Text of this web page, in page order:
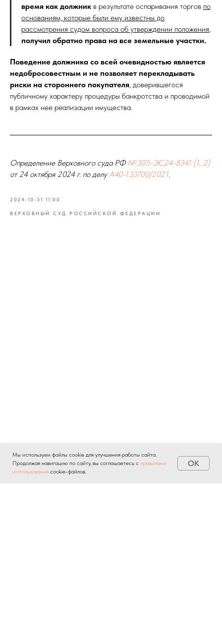
Мы используем файлы cookie для улучшения работы сайта.
Продолжая навигацию по сайту, вы соглашаетесь с правилами
использования cookie-файлов.
OK
время как должник в результате оспаривания торгов по
основаниям, которые были ему известны до
рассмотрения судом вопроса об утверждении положения,
получил обратно права на все земельные участки.
Поведение должника со всей очевидностью является
недобросовестным и не позволяет перекладывать
риски на стороннего покупателя, доверившегося
публичному характеру процедуры банкротства и проводимой
в рамках нее реализации имущества.
Определение Верховного суда РФ№305-ЭС24-8341 (1, 2)
от 24 октября 2024 г. по делуА40-133700/2021.
2024-10-31 11:00
ВЕРХОВНЫЙ СУД РОССИЙСКОЙ ФЕДЕРАЦИИ